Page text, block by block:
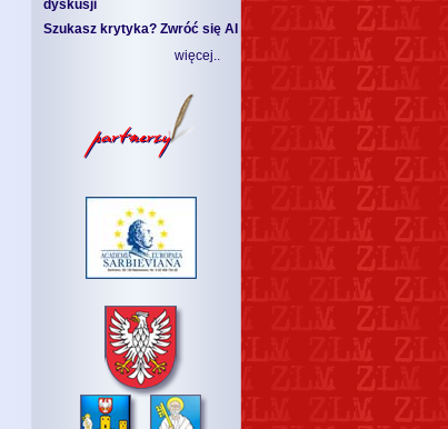
dyskusji
Szukasz krytyka? Zwróć się AI
więcej..